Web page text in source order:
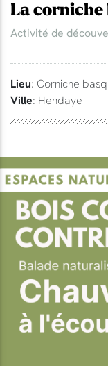
La corniche
Activité de
Lieu: Corniche
Ville: Hendaye